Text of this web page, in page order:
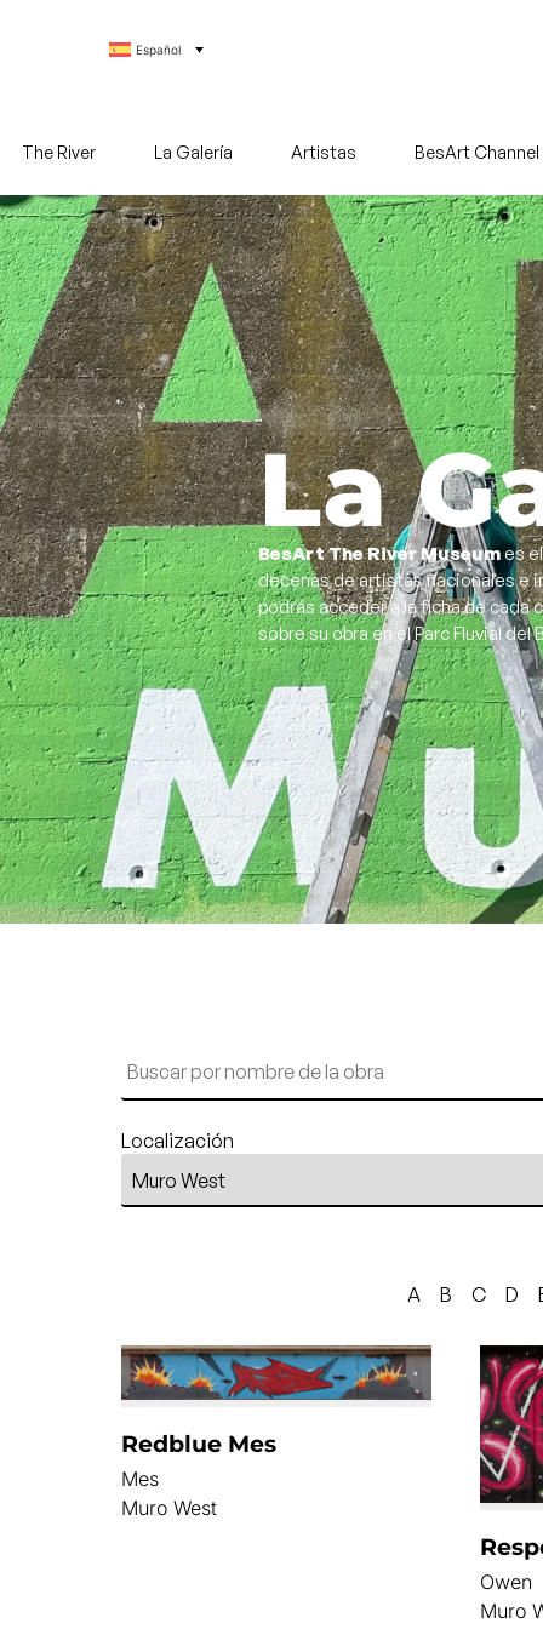
Español
The River La Galería Artistas BesArt Channel
La
BesArt The River Museumes
decenas de artistas nacionales e
podrás acceder a la ficha de
sobre su obra en el Parc Fluvial del
Localización
A B C D
Redblue Mes
Mes
Muro West
Owen
Muro